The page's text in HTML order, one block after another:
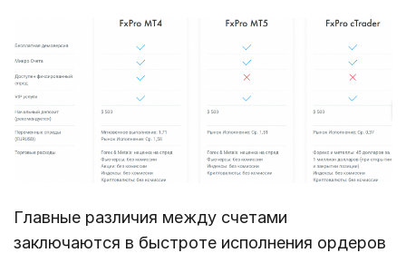
Главные различия между счетами
заключаются в быстроте исполнения ордеров